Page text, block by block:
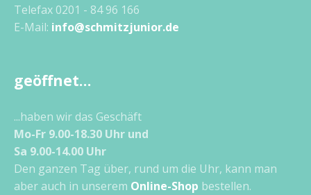
Telefax 0201 - 84 96 166
E-Mail: info@schmitzjunior.de
geöffnet…
...haben wir das Geschäft
Mo-Fr 9.00-18.30 Uhr und
Sa 9.00-14.00 Uhr
Den ganzen Tag über, rund um die Uhr, kann man
aber auch in unserem Online-Shop bestellen.